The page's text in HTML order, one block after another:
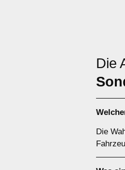
Die
Die